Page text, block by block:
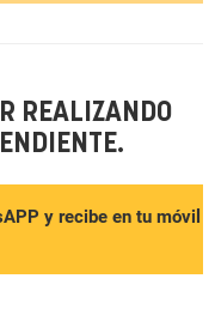
REALIZANDO
y recibe en tu móvil